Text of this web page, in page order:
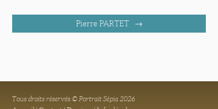
Pierre PARTET
Tous droits réservés © Portrait Sépia 2026